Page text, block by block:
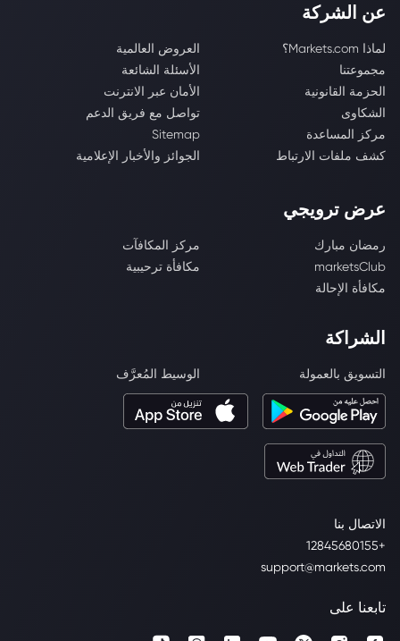
الاتصال بنا
+12845680155
support@markets.com
عن الشركة
لماذا Markets.com؟
العروض العالمية
مجموعتنا
الأسئلة الشائعة
الحزمة القانونية
الأمان عبر الانترنت
الشكاوى
تواصل مع فريق الدعم
مركز المساعدة
Sitemap
كشف ملفات الارتباط
الجوائز والأخبار الإعلامية
عرض ترويجي
رمضان مبارك
مركز المكافآت
marketsClub
مكافأة ترحيبية
مكافأة الإحالة
الشراكة
التسويق بالعمولة الوسيط المُعرَّف
تابعنا على